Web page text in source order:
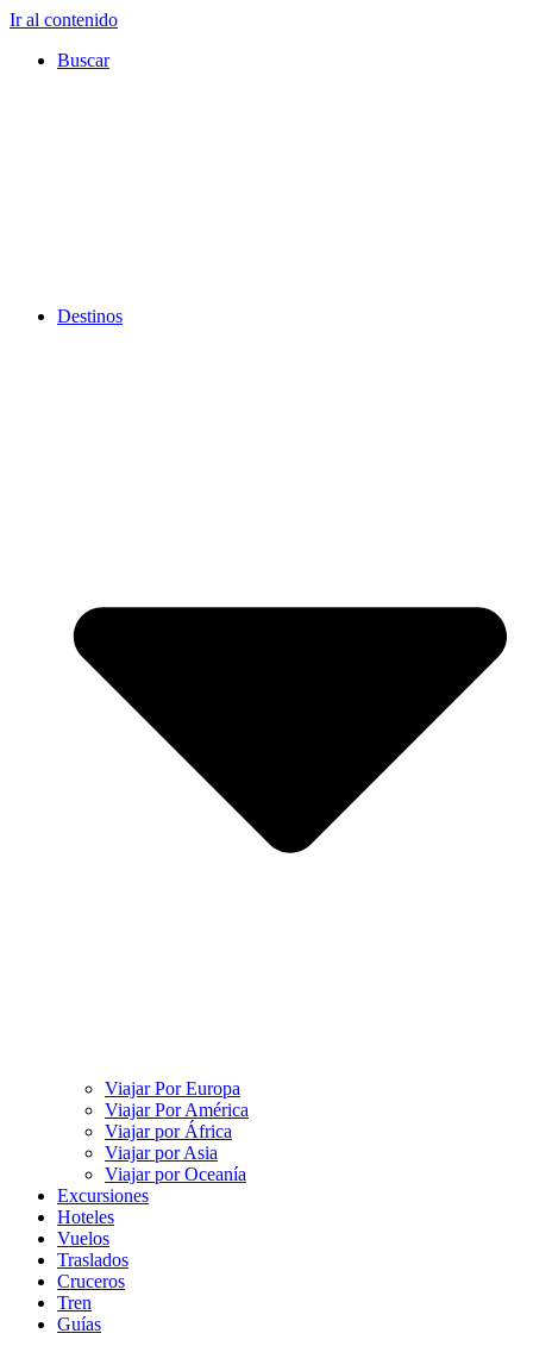
Ir al contenido
Buscar
Destinos
Viajar Por Europa
Viajar Por América
Viajar por África
Viajar por Asia
Viajar por Oceanía
Excursiones
Hoteles
Vuelos
Traslados
Cruceros
Tren
Guías